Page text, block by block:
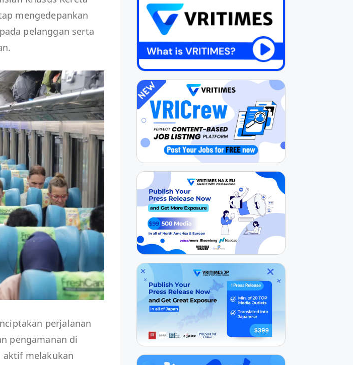
mengedepankan
pelanggan serta
perjalanan
pengamanan di
aktif melakukan